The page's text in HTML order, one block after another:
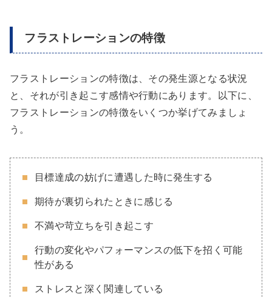
フラストレーションの特徴
フラストレーションの特徴は、その発生源となる状況
と、それが引き起こす感情や行動にあります。以下に、
フラストレーションの特徴をいくつか挙げてみましょ
う。
目標達成の妨げに遭遇した時に発生する
期待が裏切られたときに感じる
不満や苛立ちを引き起こす
行動の変化やパフォーマンスの低下を招く可能
性がある
ストレスと深く関連している